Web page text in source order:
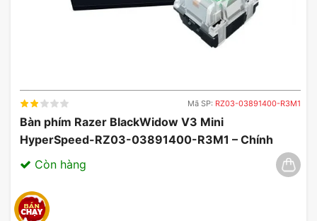
Sản phẩm sử dụng chuẩn kết nối phổ biến nhất
Mã SP: RZ03-03891400-R3M1
Bàn phím Razer BlackWidow V3 Mini
HyperSpeed-RZ03-03891400-R3M1 – Chính
Hãng, Đẳng Cấp Không Dây 03/2025
Còn hàng